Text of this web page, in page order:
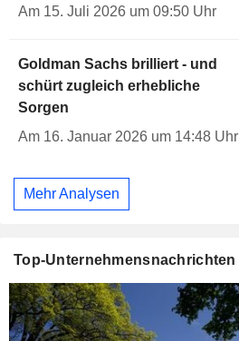
Am 15. Juli 2026 um 09:50 Uhr
Goldman Sachs brilliert - und
schürt zugleich erhebliche
Sorgen
Am 16. Januar 2026 um 14:48 Uhr
Mehr Analysen
Top-Unternehmensnachrichten